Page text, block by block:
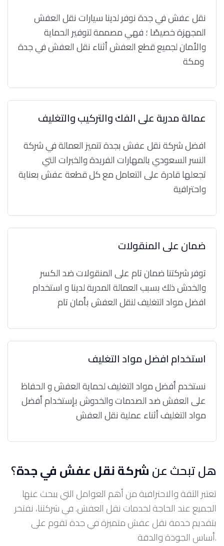
نقل عفش في جدة نوفر لدينا سيارات نقل العفش
المجهزة خصيصًا ؛ فهي مصممة لتوفير الحماية
والأمان لجميع قطع العفش أثناء نقل العفش في جدة
عمالة مدربة على الفك والتركيب والتغليف
افضل شركة نقل عفش بجدة تتميز العمالة في شركة
النسر السعودي بالمهارات الفريدة والخبرات التي
تجعلها قادرة على التعامل مع كل قطعة عفش بعناية
واحترافية
ضمان على المنقولات
توفر شركتنا ضمان تام على المنقولات ضد الكسر
والخدش ذلك بسبب العمالة المدربة لدينا و استخدام
افضل مواد التغليف لنقل العفش بأمان تام
استخدام افضل مواد التغليف
نستخدم أفضل مواد التغليف لحماية العفش و الحفاظ
على العفش ضد الصدمات والخدوش بإستخدام أفضل
مواد التغليف أثناء عملية نقل العفش
هل تبحث عنشركة نقل عفش في جدة؟
تعتبر الثقة والاحترافية من أهم العوامل التي يبحث عنها
الجميع عند الحاجة لخدمات نقل العفش. في شركتنا، نفتخر
بتقديم خدمة نقل عفش متميزة في جدة تقوم على
أساس الجودة والدقة.